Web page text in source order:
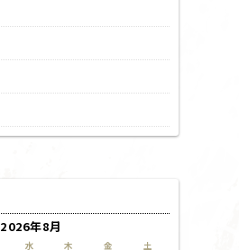
2026年8月
水 木 金 土